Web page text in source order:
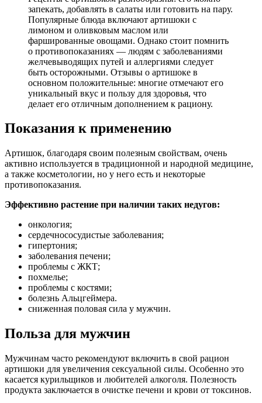
запекать, добавлять в салаты или готовить на пару.
Популярные блюда включают артишоки с
лимоном и оливковым маслом или
фаршированные овощами. Однако стоит помнить
о противопоказаниях — людям с заболеваниями
желчевыводящих путей и аллергиями следует
быть осторожными. Отзывы о артишоке в
основном положительные: многие отмечают его
уникальный вкус и пользу для здоровья, что
делает его отличным дополнением к рациону.
Показания к применению
Артишок, благодаря своим полезным свойствам, очень
активно используется в традиционной и народной медицине,
а также косметологии, но у него есть и некоторые
противопоказания.
Эффективно растение при наличии таких недугов:
онкология;
сердечнососудистые заболевания;
гипертония;
заболевания печени;
проблемы с ЖКТ;
похмелье;
проблемы с костями;
болезнь Альцгеймера.
сниженная половая сила у мужчин.
Польза для мужчин
Мужчинам часто рекомендуют включить в свой рацион
артишоки для увеличения сексуальной силы. Особенно это
касается курильщиков и любителей алкоголя. Полезность
продукта заключается в очистке печени и крови от токсинов.